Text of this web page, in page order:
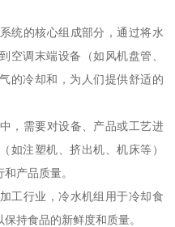
统的核心组成部分，通过将水
空调末端设备（如风机盘管、
的冷却和，为人们提供舒适的
，需要对设备、产品或工艺进
如注塑机、挤出机、机床等）
产品质量。
工行业，冷水机组用于冷却食
持食品的新鲜度和质量。